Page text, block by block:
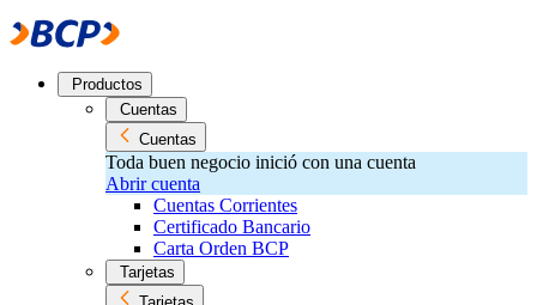
Productos
Cuentas
Cuentas
Toda buen negocio inició con una cuenta
Abrir cuenta
Cuentas Corrientes
Certificado Bancario
Carta Orden BCP
Tarjetas